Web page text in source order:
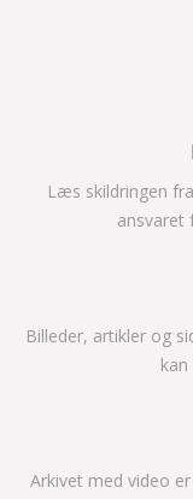
Læs skildringen
ansvaret
Billeder, artikler og
Arkivet med video